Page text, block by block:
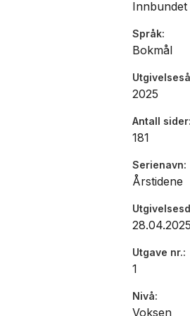
Innbundet
Språk
Bokmål
2025
Antall sider
181
Serienavn
Årstidene
28.04.2025
Utgave nr.
1
Nivå
Voksen